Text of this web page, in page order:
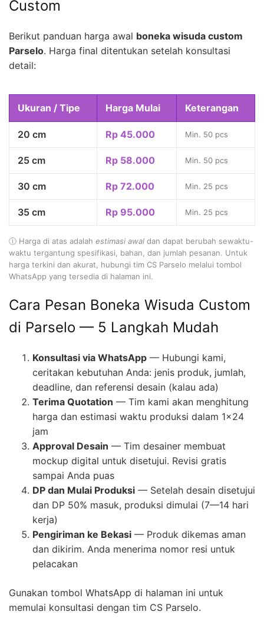
Custom
Berikut panduan harga awal boneka wisuda custom
Parselo. Harga final ditentukan setelah konsultasi
detail:
Ukuran / Tipe Harga Mulai Keterangan
20 cm Rp 45.000 Min. 50 pcs
25 cm Rp 58.000 Min. 50 pcs
30 cm Rp 72.000 Min. 25 pcs
35 cm Rp 95.000 Min. 25 pcs
ⓘ Harga di atas adalah estimasi awal dan dapat berubah sewaktu-
waktu tergantung spesifikasi, bahan, dan jumlah pesanan. Untuk
harga terkini dan akurat, hubungi tim CS Parselo melalui tombol
WhatsApp yang tersedia di halaman ini.
Cara Pesan Boneka Wisuda Custom
di Parselo — 5 Langkah Mudah
Konsultasi via WhatsApp — Hubungi kami,
ceritakan kebutuhan Anda: jenis produk, jumlah,
deadline, dan referensi desain (kalau ada)
Terima Quotation — Tim kami akan menghitung
harga dan estimasi waktu produksi dalam 1×24
jam
Approval Desain — Tim desainer membuat
mockup digital untuk disetujui. Revisi gratis
sampai Anda puas
DP dan Mulai Produksi — Setelah desain disetujui
dan DP 50% masuk, produksi dimulai (7—14 hari
kerja)
Pengiriman ke Bekasi — Produk dikemas aman
dan dikirim. Anda menerima nomor resi untuk
pelacakan
Gunakan tombol WhatsApp di halaman ini untuk
memulai konsultasi dengan tim CS Parselo.